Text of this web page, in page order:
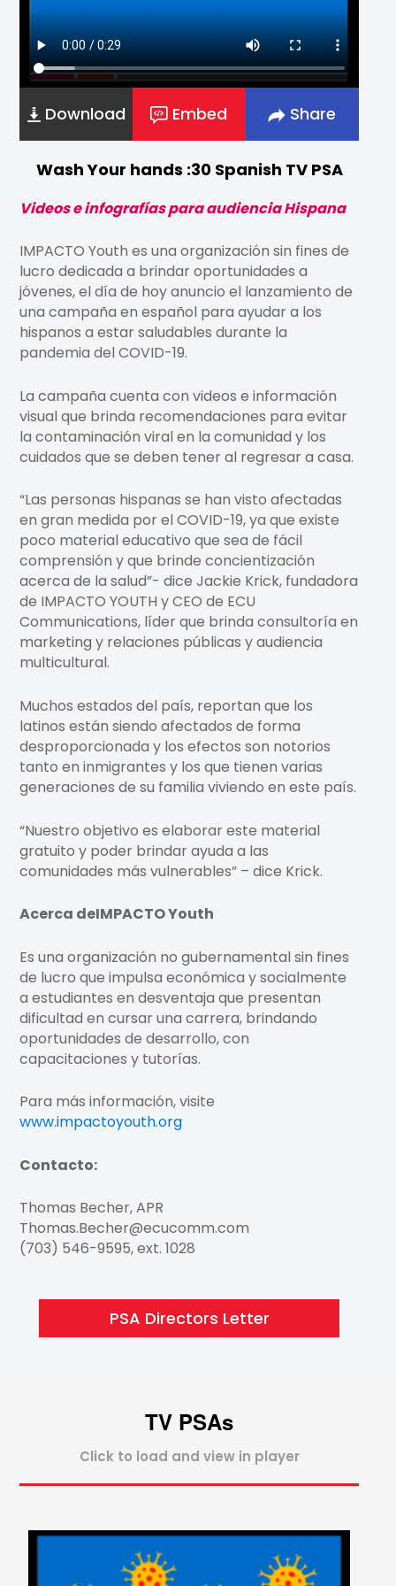
Download Embed Share
Wash Your hands :30 Spanish TV PSA
Videos e infografías para audiencia Hispana
IMPACTO Youth es una organización sin fines de
lucro dedicada a brindar oportunidades a
jóvenes, el día de hoy anuncio el lanzamiento de
una campaña en español para ayudar a los
hispanos a estar saludables durante la
pandemia del COVID-19.
La campaña cuenta con videos e información
visual que brinda recomendaciones para evitar
la contaminación viral en la comunidad y los
cuidados que se deben tener al regresar a casa.
“Las personas hispanas se han visto afectadas
en gran medida por el COVID-19, ya que existe
poco material educativo que sea de fácil
comprensión y que brinde concientización
acerca de la salud”- dice Jackie Krick, fundadora
de IMPACTO YOUTH y CEO de ECU
Communications, líder que brinda consultoría en
marketing y relaciones públicas y audiencia
multicultural.
Muchos estados del país, reportan que los
latinos están siendo afectados de forma
desproporcionada y los efectos son notorios
tanto en inmigrantes y los que tienen varias
generaciones de su familia viviendo en este país.
“Nuestro objetivo es elaborar este material
gratuito y poder brindar ayuda a las
comunidades más vulnerables” – dice Krick.
Acerca deIMPACTO Youth
Es una organización no gubernamental sin fines
de lucro que impulsa económica y socialmente
a estudiantes en desventaja que presentan
dificultad en cursar una carrera, brindando
oportunidades de desarrollo, con
capacitaciones y tutorías.
Para más información, visite
www.impactoyouth.org
Contacto:
Thomas Becher, APR
Thomas.Becher@ecucomm.com
(703) 546-9595, ext. 1028
PSA Directors Letter
TV PSAs
Click to load and view in player